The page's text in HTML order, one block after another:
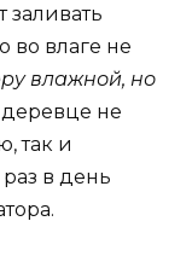
во влаге не
влажной, но
не
так и
в день